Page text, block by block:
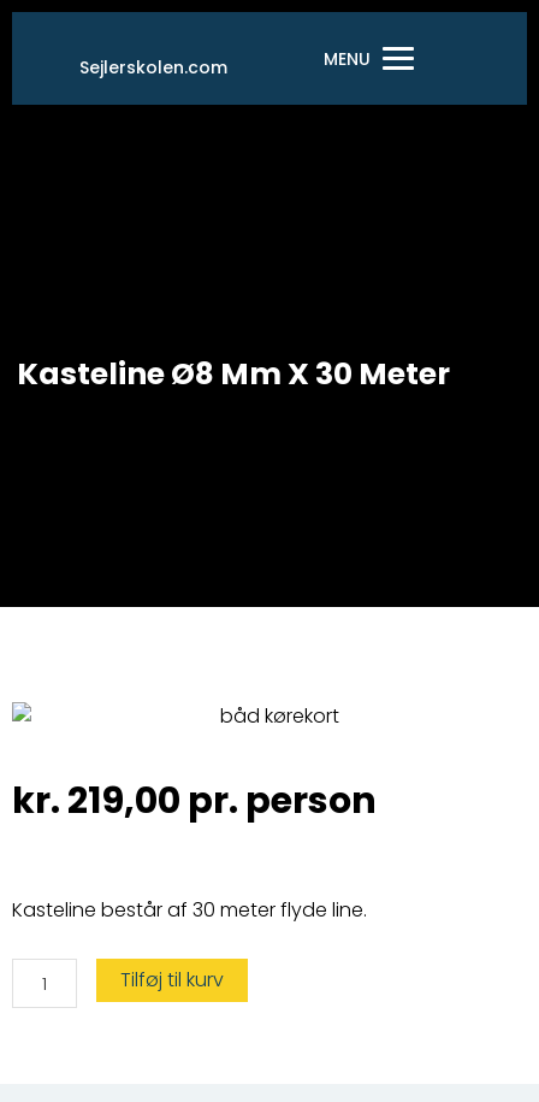
Gå
indholdetSejlerskolen.com MENU
Kasteline Ø8 Mm X 30 Meter
kr.219,00 pr. person
Kasteline består af 30 meter flyde line.
Kasteline
X
Tilføj til kurv